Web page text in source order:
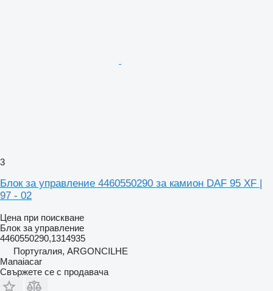
3
Блок за управление 4460550290 за камион DAF 95 XF |
97 - 02
Цена при поискване
Блок за управление
4460550290,1314935
Португалия, ARGONCILHE
Manaiacar
Свържете се с продавача